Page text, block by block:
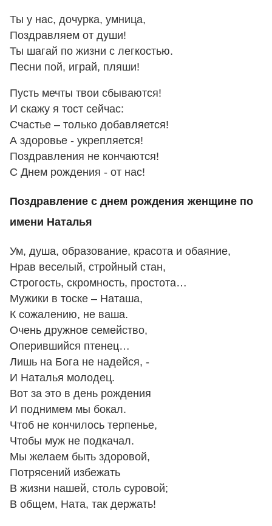
Ты у нас, дочурка, умница,
Поздравляем от души!
Ты шагай по жизни с легкостью.
Песни пой, играй, пляши!
Пусть мечты твои сбываются!
И скажу я тост сейчас:
Счастье – только добавляется!
А здоровье - укрепляется!
Поздравления не кончаются!
С Днем рождения - от нас!
Поздравление с днем рождения женщине по
имени Наталья
Ум, душа, образование, красота и обаяние,
Нрав веселый, стройный стан,
Строгость, скромность, простота…
Мужики в тоске – Наташа,
К сожалению, не ваша.
Очень дружное семейство,
Оперившийся птенец…
Лишь на Бога не надейся, -
И Наталья молодец.
Вот за это в день рождения
И поднимем мы бокал.
Чтоб не кончилось терпенье,
Чтобы муж не подкачал.
Мы желаем быть здоровой,
Потрясений избежать
В жизни нашей, столь суровой;
В общем, Ната, так держать!